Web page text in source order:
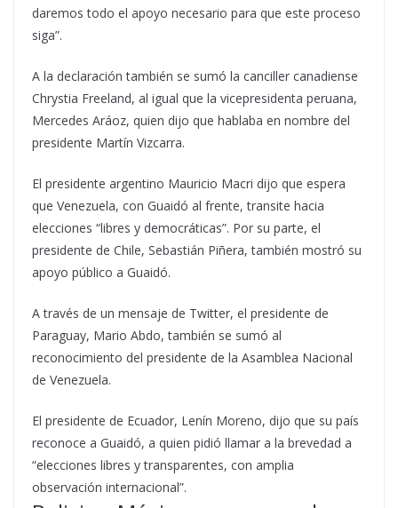
daremos todo el apoyo necesario para que este proceso
siga”.
A la declaración también se sumó la canciller canadiense
Chrystia Freeland, al igual que la vicepresidenta peruana,
Mercedes Aráoz, quien dijo que hablaba en nombre del
presidente Martín Vizcarra.
El presidente argentino Mauricio Macri dijo que espera
que Venezuela, con Guaidó al frente, transite hacia
elecciones “libres y democráticas”. Por su parte, el
presidente de Chile, Sebastián Piñera, también mostró su
apoyo público a Guaidó.
A través de un mensaje de Twitter, el presidente de
Paraguay, Mario Abdo, también se sumó al
reconocimiento del presidente de la Asamblea Nacional
de Venezuela.
El presidente de Ecuador, Lenín Moreno, dijo que su país
reconoce a Guaidó, a quien pidió llamar a la brevedad a
“elecciones libres y transparentes, con amplia
observación internacional”.